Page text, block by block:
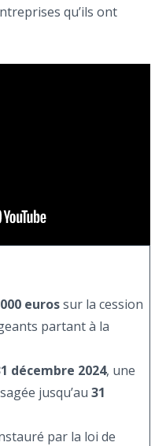
qu’ils ont
eurossur la cession
partant à la
décembre 2024, une
jusqu’au 31
par la loi de